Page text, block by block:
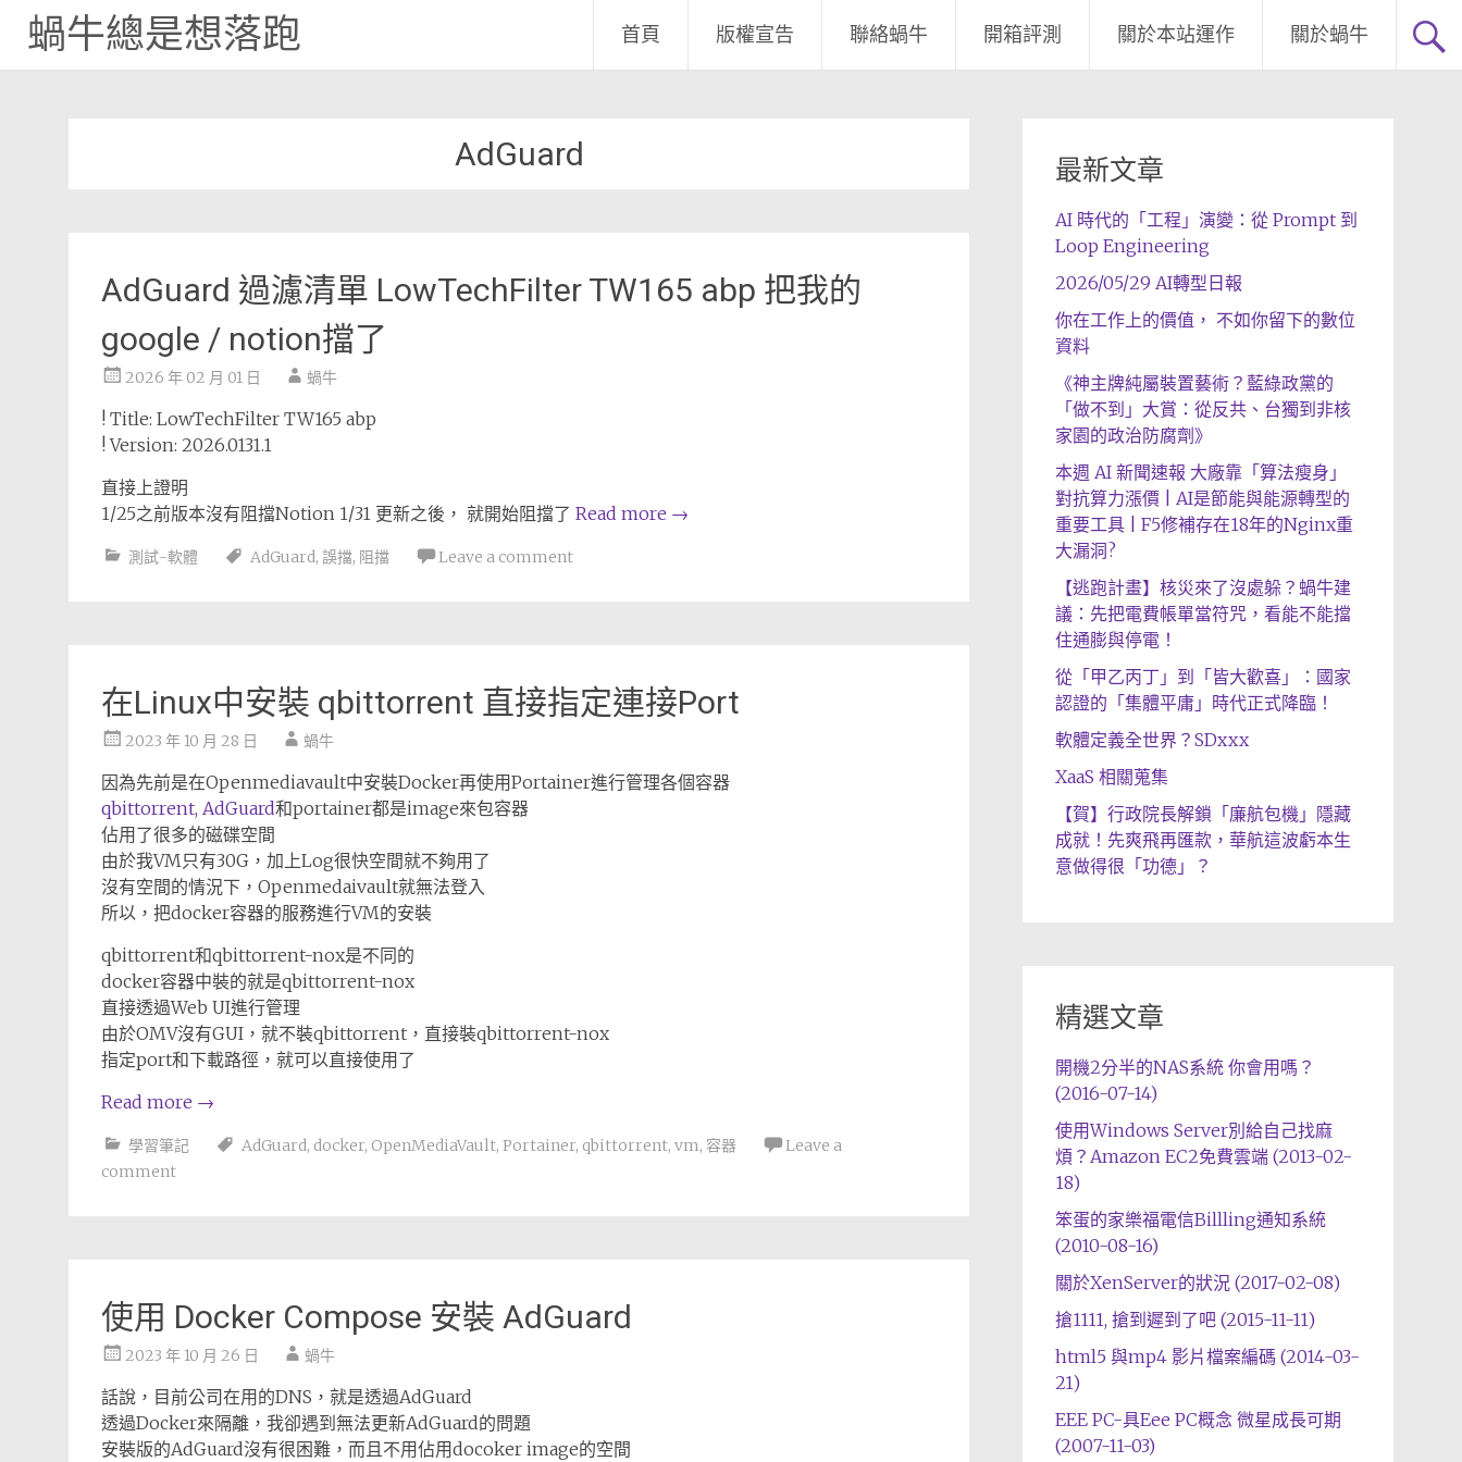
蝸牛總是想落跑 首頁 版權宣告 聯絡蝸牛 開箱評測 關於本站運作 關於蝸牛
AdGuard
AdGuard 過濾清單 LowTechFilter TW165 abp 把我的
google / notion擋了
2026 年 02 月 01 日 蝸牛
! Title: LowTechFilter TW165 abp
! Version: 2026.0131.1
直接上證明
1/25之前版本沒有阻擋Notion 1/31 更新之後， 就開始阻擋了 Read more →
測試-軟體 AdGuard, 誤擋, 阻擋 Leave a comment
在Linux中安裝 qbittorrent 直接指定連接Port
2023 年 10 月 28 日 蝸牛
因為先前是在Openmediavault中安裝Docker再使用Portainer進行管理各個容器
qbittorrent, AdGuard和portainer都是image來包容器
佔用了很多的磁碟空間
由於我VM只有30G，加上Log很快空間就不夠用了
沒有空間的情況下，Openmedaivault就無法登入
所以，把docker容器的服務進行VM的安裝
qbittorrent和qbittorrent-nox是不同的
docker容器中裝的就是qbittorrent-nox
直接透過Web UI進行管理
由於OMV沒有GUI，就不裝qbittorrent，直接裝qbittorrent-nox
指定port和下載路徑，就可以直接使用了
Read more →
學習筆記 AdGuard, docker, OpenMediaVault, Portainer, qbittorrent, vm, 容器
Leave a
comment
使用 Docker Compose 安裝 AdGuard
2023 年 10 月 26 日 蝸牛
話說，目前公司在用的DNS，就是透過AdGuard
透過Docker來隔離，我卻遇到無法更新AdGuard的問題
安裝版的AdGuard沒有很困難，而且不用佔用docoker image的空間
最新文章
AI 時代的「工程」演變：從 Prompt 到
Loop Engineering
2026/05/29 AI轉型日報
你在工作上的價值， 不如你留下的數位
資料
《神主牌純屬裝置藝術？藍綠政黨的
「做不到」大賞：從反共、台獨到非核
家園的政治防腐劑》
本週 AI 新聞速報 大廠靠「算法瘦身」
對抗算力漲價 | AI是節能與能源轉型的
重要工具 | F5修補存在18年的Nginx重
大漏洞?
【逃跑計畫】核災來了沒處躲？蝸牛建
議：先把電費帳單當符咒，看能不能擋
住通膨與停電！
從「甲乙丙丁」到「皆大歡喜」：國家
認證的「集體平庸」時代正式降臨！
軟體定義全世界？SDxxx
XaaS 相關蒐集
【賀】行政院長解鎖「廉航包機」隱藏
成就！先爽飛再匯款，華航這波虧本生
意做得很「功德」？
精選文章
開機2分半的NAS系統 你會用嗎？
(2016-07-14)
使用Windows Server別給自己找麻
煩？Amazon EC2免費雲端 (2013-02-
18)
笨蛋的家樂福電信Billling通知系統
(2010-08-16)
關於XenServer的狀況 (2017-02-08)
搶1111, 搶到遲到了吧 (2015-11-11)
html5 與mp4 影片檔案編碼 (2014-03-
21)
EEE PC-具Eee PC概念 微星成長可期
(2007-11-03)